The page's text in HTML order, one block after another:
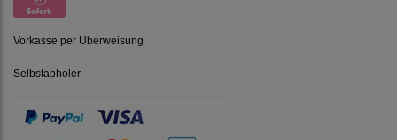
Vorkasse per Überweisung
Selbstabholer